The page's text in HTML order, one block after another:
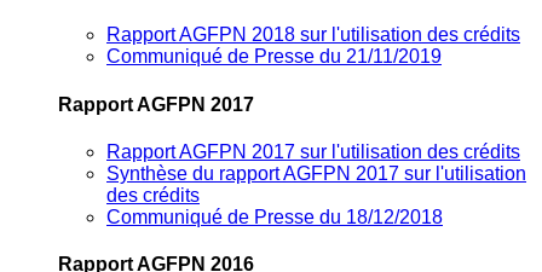
Rapport AGFPN 2018 sur l'utilisation des crédits
Communiqué de Presse du 21/11/2019
Rapport AGFPN 2017
Rapport AGFPN 2017 sur l'utilisation des crédits
Synthèse du rapport AGFPN 2017 sur l'utilisation
des crédits
Communiqué de Presse du 18/12/2018
Rapport AGFPN 2016